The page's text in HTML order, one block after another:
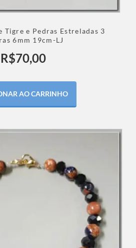
Tigre e Pedras Estreladas 3
6mm 19cm-LJ
R$70,00
AO CARRINHO